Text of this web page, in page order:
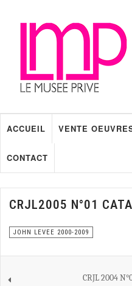
ACCUEIL VENTE
CONTACT
CRJL2005 N°01
JOHN LEVEE 2000-2009
CRJL 2004